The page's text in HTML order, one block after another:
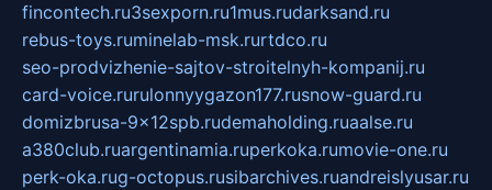
fincontech.ru3sexporn.ru1mus.rudarksand.ru
rebus-toys.ruminelab-msk.rurtdco.ru
seo-prodvizhenie-sajtov-stroitelnyh-kompanij.ru
card-voice.rurulonnyygazon177.rusnow-guard.ru
domizbrusa-9x12spb.rudemaholding.ruaalse.ru
a380club.ruargentinamia.ruperkoka.rumovie-one.ru
perk-oka.rug-octopus.rusibarchives.ruandreislyusar.ru